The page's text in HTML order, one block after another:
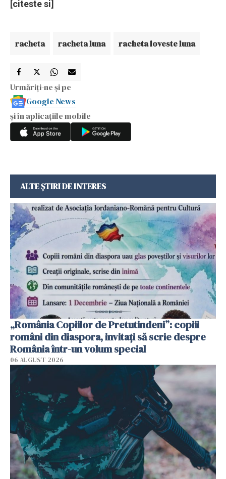
[citeste si]
racheta racheta luna racheta loveste luna
Urmăriți-ne și pe
Google News
și în aplicațiile mobile
ALTE ȘTIRI DE INTERES
„România Copiilor de Pretutindeni”: copiii
români din diaspora, invitați să scrie despre
România într-un volum special
06 AUGUST 2026